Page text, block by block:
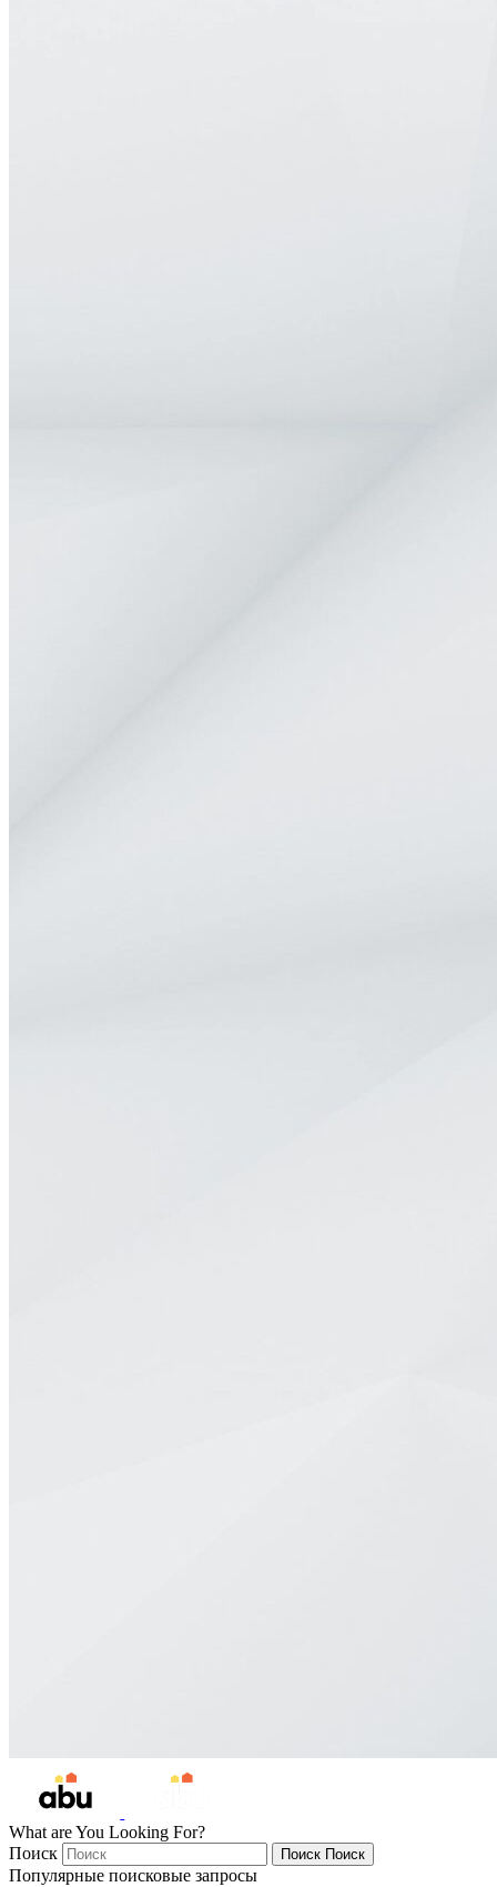
What are You Looking For?
Поиск
Поиск Поиск
Популярные поисковые запросы